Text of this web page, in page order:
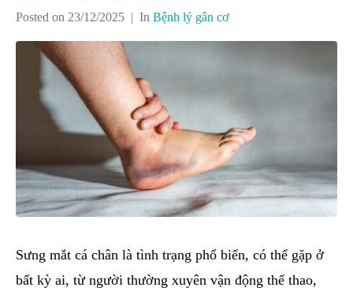
Posted on 23/12/2025 In Bệnh lý gân cơ
Sưng mắt cá chân là tình trạng phổ biến, có thể gặp ở
bất kỳ ai, từ người thường xuyên vận động thể thao,